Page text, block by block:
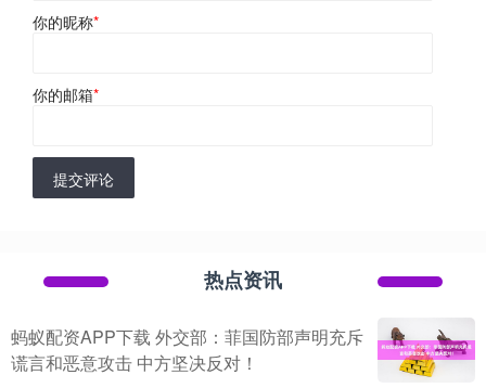
你的昵称*
你的邮箱*
提交评论
热点资讯
蚂蚁配资APP下载 外交部：菲国防部声明充斥
谎言和恶意攻击 中方坚决反对！